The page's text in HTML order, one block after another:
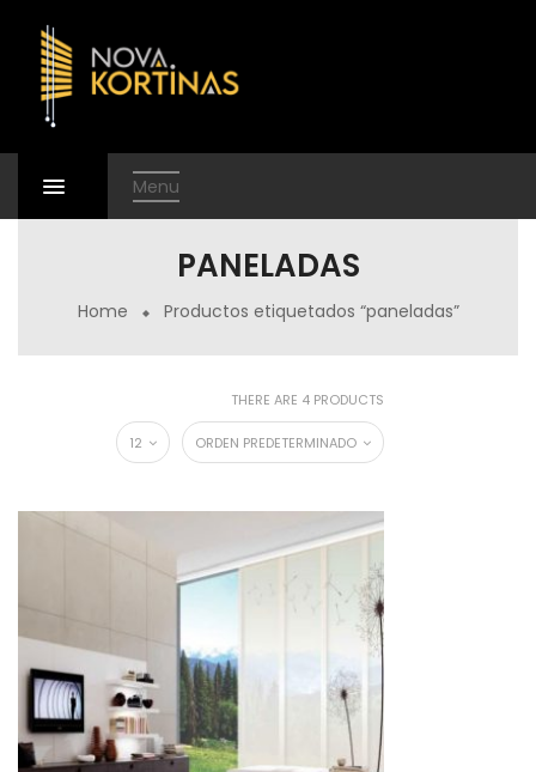
Menu
PANELADAS
Home Productos etiquetados “paneladas”
THERE ARE 4 PRODUCTS
ORDEN PREDETERMINADO
12